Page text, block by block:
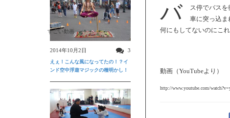
バ
ス停でバス
車に突っ込ま
何にもしてないのにこ
動画（YouTubeより）
http://www.youtube.com/
すごい動画
2014年10月2日 3
えぇ！こんな風になってたの！？イ
ンド空中浮遊マジックの種明かし！